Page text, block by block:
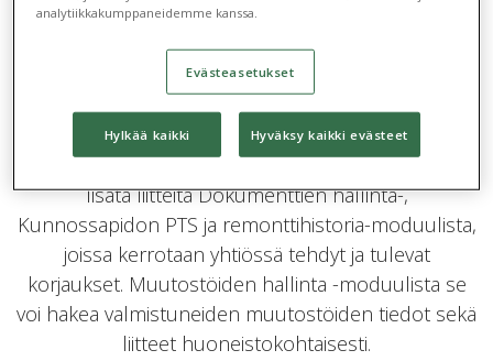
Isännöitsijäntodistus-moduuli hakee tietoa
Tampuurin muista moduuleista ja toimiakseen se
tarvitsee tuekseen kohderekisterin, osakerekisterin,
sekä vastikereskontran. Edellisten lisäksi moduuli
osaa hakea tietoa Osakaslainat-moduulista sekä
lisätä liitteitä Dokumenttien hallinta-,
Kunnossapidon PTS ja remonttihistoria-moduulista,
joissa kerrotaan yhtiössä tehdyt ja tulevat
korjaukset. Muutostöiden hallinta -moduulista se
voi hakea valmistuneiden muutostöiden tiedot sekä
liitteet huoneistokohtaisesti.
analytiikkakumppaneidemme kanssa.
Evästeasetukset
Hylkää kaikki Hyväksy kaikki evästeet